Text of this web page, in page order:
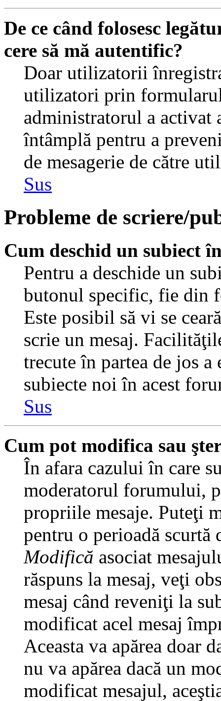
De ce când folosesc
cere să mă autentific?
Doar utilizatorii
utilizatori prin
administratorul a activat
întâmplă pentru a
de mesagerie de către
Sus
Probleme de scriere/
Cum deschid un subiect
Pentru a deschide un
butonul specific, fie din
Este posibil să vi se
scrie un mesaj.
trecute în partea de jos
subiecte noi în acest
Sus
Cum pot modifica sau
În afara cazului în care
moderatorul forumului,
propriile mesaje. Puteţi
pentru o perioadă scurtă
Modifică asociat
răspuns la mesaj, veţi
mesaj când reveniţi la
modificat acel mesaj
Aceasta va apărea doar
nu va apărea dacă un
modificat mesajul,